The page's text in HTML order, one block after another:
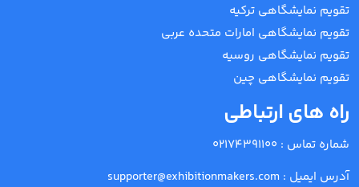
تقویم نمایشگاهی ترکیه
تقویم نمایشگاهی امارات متحده عربی
تقویم نمایشگاهی روسیه
تقویم نمایشگاهی چین
راه های ارتباطی
شماره تماس : 02174391100
آدرس ایمیل : supporter@exhibitionmakers.com